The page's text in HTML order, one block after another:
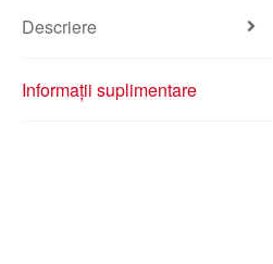
Descriere
Informații suplimentare